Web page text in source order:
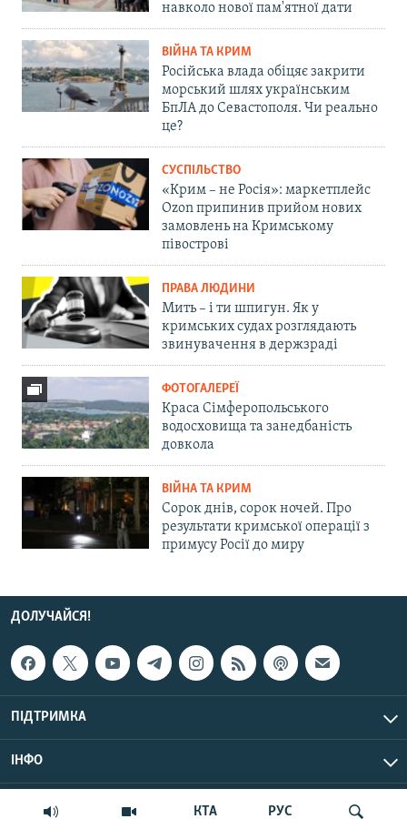
КТА РУС
навколо нової пам'ятної дати
ВІЙНА ТА КРИМ
Російська влада обіцяє закрити
морський шлях українським
БпЛА до Севастополя. Чи реально
це?
СУСПІЛЬСТВО
«Крим – не Росія»: маркетплейс
Ozon припинив прийом нових
замовлень на Кримському
півострові
ПРАВА ЛЮДИНИ
Мить – і ти шпигун. Як у
кримських судах розглядають
звинувачення в держзраді
ФОТОГАЛЕРЕЇ
Краса Сімферопольського
водосховища та занедбаність
довкола
ВІЙНА ТА КРИМ
Сорок днів, сорок ночей. Про
результати кримської операції з
примусу Росії до миру
ДОЛУЧАЙСЯ!
ПІДТРИМКА
ІНФО
© Крим.Реалії, 2026 | Усі права застережено.